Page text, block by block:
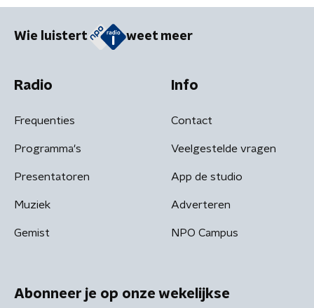
Wie luistert weet meer
Radio
Frequenties
Programma's
Presentatoren
Muziek
Gemist
Info
Contact
Veelgestelde vragen
App de studio
Adverteren
NPO Campus
Abonneer je op onze wekelijkse